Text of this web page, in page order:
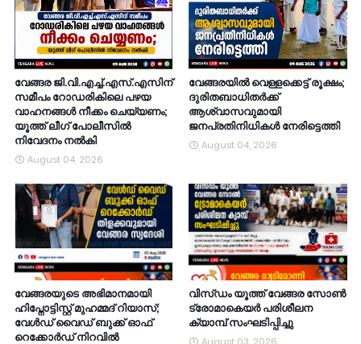
വേങ്ങര ജി.വി.എച്ച്.എസ്.എസിന്
സമീപം റോഡരികിലെ പഴയ
വാഹനങ്ങൾ നീക്കം ചെയ്യണം;
യൂത്ത് ലീഗ് പോലീസിൽ
നിവേദനം നൽകി
August 04, 2026
വേങ്ങരയിൽ വെള്ളക്കെട്ട് രൂക്ഷം;
ദുരിതബാധിതർക്ക്
ആശ്വാസവുമായി
ജനപ്രതിനിധികൾ നേരിട്ടെത്തി
August 04, 2026
വേങ്ങരയുടെ അഭിമാനമായി
ഹിപ്നോട്ടിസ്റ്റ് മുഹമ്മദ് റിയാസ്;
വേൾഡ് വൈഡ് ബുക്ക് ഓഫ്
റെക്കോർഡ് നിറവിൽ
വിസ്ഡം യൂത്ത് വേങ്ങര സോൺ
ട്രോമാകെയർ പരിശീലന
ക്യാമ്പ് സംഘടിപ്പിച്ചു
August 03, 2026